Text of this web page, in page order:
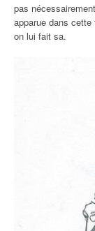
pas
apparue dans
on lui fait sa.